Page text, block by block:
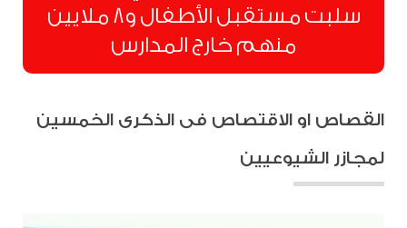
سلبت مستقبل الأطفال و8 ملايين
منهم خارج المدارس
القصاص او الاقتصاص فى الذكرى الخمسين
لمجازر الشيوعيين